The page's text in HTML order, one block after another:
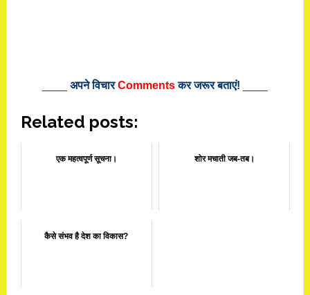
अपने विचारCommentsकर जरूर बताएं!
Related posts:
एक महत्वपूर्ण सूचना। शोर मचाती जब-तब।
कैसे संभव है देश का विकास?